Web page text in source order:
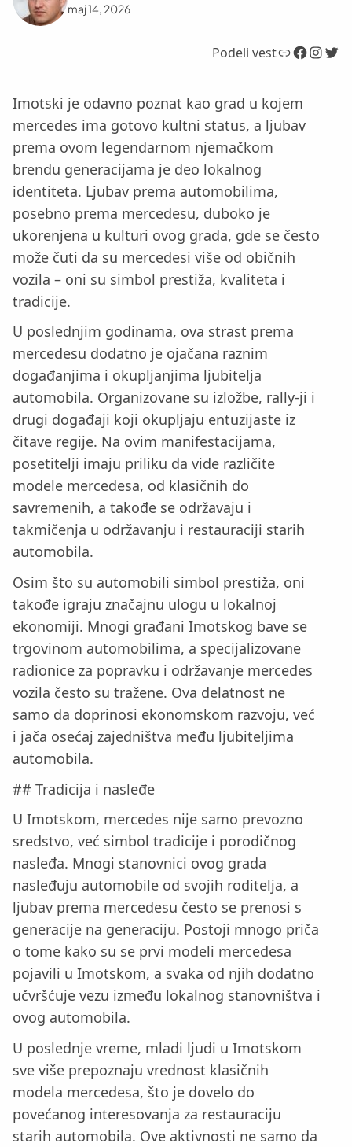
maj 14, 2026
Podeli vestLink Facebook InstagramTwitter
Imotski je odavno poznat kao grad u kojem
mercedes ima gotovo kultni status, a ljubav
prema ovom legendarnom njemačkom
brendu generacijama je deo lokalnog
identiteta. Ljubav prema automobilima,
posebno prema mercedesu, duboko je
ukorenjena u kulturi ovog grada, gde se često
može čuti da su mercedesi više od običnih
vozila – oni su simbol prestiža, kvaliteta i
tradicije.
U poslednjim godinama, ova strast prema
mercedesu dodatno je ojačana raznim
događanjima i okupljanjima ljubitelja
automobila. Organizovane su izložbe, rally-ji i
drugi događaji koji okupljaju entuzijaste iz
čitave regije. Na ovim manifestacijama,
posetitelji imaju priliku da vide različite
modele mercedesa, od klasičnih do
savremenih, a takođe se održavaju i
takmičenja u održavanju i restauraciji starih
automobila.
Osim što su automobili simbol prestiža, oni
takođe igraju značajnu ulogu u lokalnoj
ekonomiji. Mnogi građani Imotskog bave se
trgovinom automobilima, a specijalizovane
radionice za popravku i održavanje mercedes
vozila često su tražene. Ova delatnost ne
samo da doprinosi ekonomskom razvoju, već
i jača osećaj zajedništva među ljubiteljima
automobila.
## Tradicija i nasleđe
U Imotskom, mercedes nije samo prevozno
sredstvo, već simbol tradicije i porodičnog
nasleđa. Mnogi stanovnici ovog grada
nasleđuju automobile od svojih roditelja, a
ljubav prema mercedesu često se prenosi s
generacije na generaciju. Postoji mnogo priča
o tome kako su se prvi modeli mercedesa
pojavili u Imotskom, a svaka od njih dodatno
učvršćuje vezu između lokalnog stanovništva i
ovog automobila.
U poslednje vreme, mladi ljudi u Imotskom
sve više prepoznaju vrednost klasičnih
modela mercedesa, što je dovelo do
povećanog interesovanja za restauraciju
starih automobila. Ove aktivnosti ne samo da